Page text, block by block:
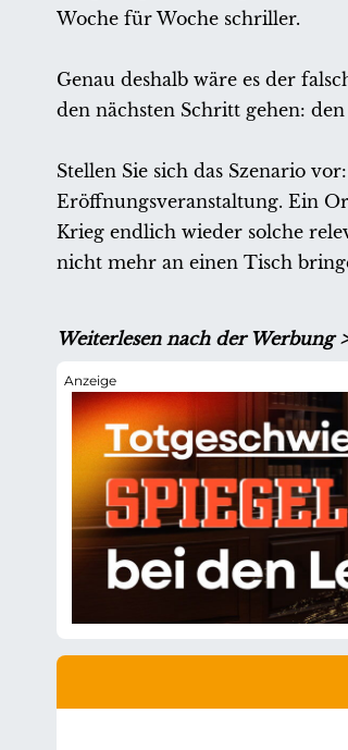
Woche für Woche schriller.
Genau deshalb wäre es der
den nächsten Schritt gehen:
Stellen Sie sich das Szenario
Eröffnungsveranstaltung. Ein
Krieg endlich wieder solche
nicht mehr an einen Tisch
Weiterlesen nach der Werbung